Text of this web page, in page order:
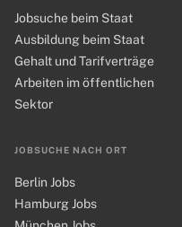
Jobsuche beim Staat
Ausbildung beim Staat
Gehalt und Tarifverträge
Arbeiten im öffentlichen
Sektor
JOBSUCHE NACH ORT
Berlin Jobs
Hamburg Jobs